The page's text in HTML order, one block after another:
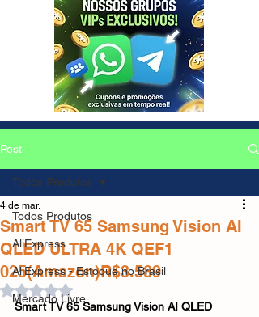
Post
Todos Produtos
AliExpress
AliExpress - Estoque no Brasil
Mercado Livre
Todos Produtos
Smart TV 65 Samsung Vision AI
QLED ULTRA 4K QEF1
025(Amazon)R$3.589
4 de mar.
Avaliado com NaN de 5 estrelas.
Smart TV 65 Samsung Vision AI QLED